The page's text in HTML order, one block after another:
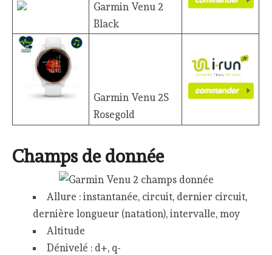
Garmin Venu 2
Black
Garmin Venu 2S
Rosegold
Champs de donnée
Allure : instantanée, circuit, dernier circuit,
dernière longueur (natation), intervalle, moy
Altitude
Dénivelé : d+, q-